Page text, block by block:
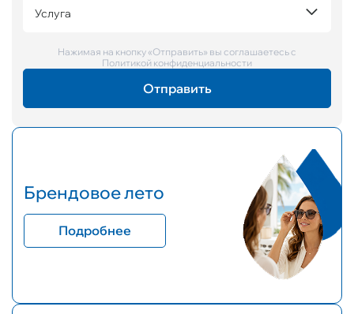
Услуга
Нажимая на кнопку «Отправить» вы соглашаетесь с
Политикой конфиденциальности
Брендовое лето
Подробнее